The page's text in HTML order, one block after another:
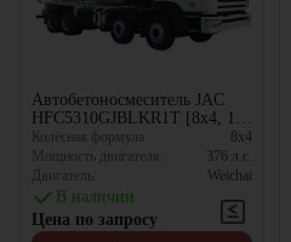
Автобетоносмеситель JAC
HFC5310GJBLKR1T [8x4, 10
м³]
Колёсная формула:
8x4
Мощность двигателя:
376 л.с.
Двигатель:
Weichai
В наличии
Цена по запросу